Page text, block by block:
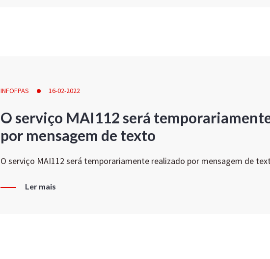
INFOFPAS 16-02-2022
O serviço MAI112 será
por mensagem de texto
O serviço MAI112 será temporariamente realizado por mensagem de
Ler mais